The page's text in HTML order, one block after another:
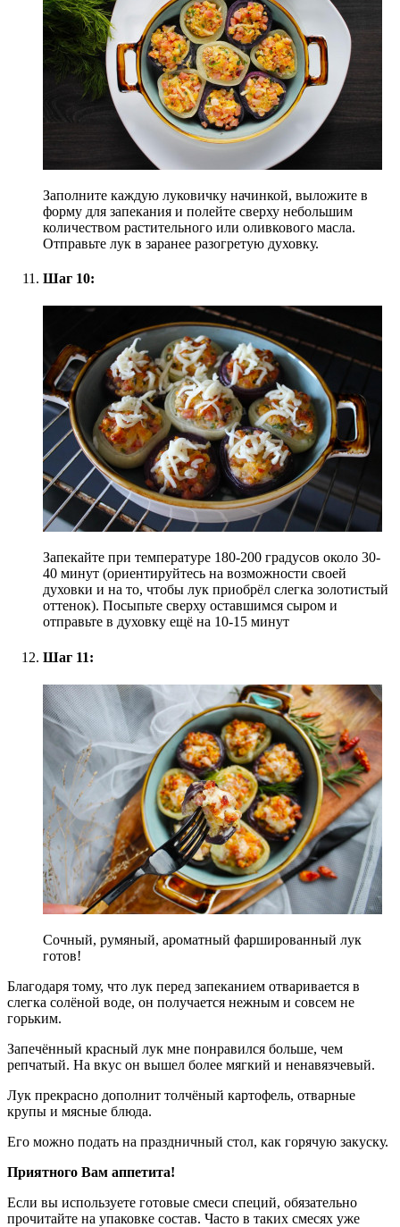
Заполните каждую луковичку начинкой, выложите в
форму для запекания и полейте сверху небольшим
количеством растительного или оливкового масла.
Отправьте лук в заранее разогретую духовку.
Шаг 10:
Запекайте при температуре 180-200 градусов около 30-
40 минут (ориентируйтесь на возможности своей
духовки и на то, чтобы лук приобрёл слегка золотистый
оттенок). Посыпьте сверху оставшимся сыром и
отправьте в духовку ещё на 10-15 минут
Шаг 11:
Сочный, румяный, ароматный фаршированный лук
готов!
Благодаря тому, что лук перед запеканием отваривается в
слегка солёной воде, он получается нежным и совсем не
горьким.
Запечённый красный лук мне понравился больше, чем
репчатый. На вкус он вышел более мягкий и ненавязчевый.
Лук прекрасно дополнит толчёный картофель, отварные
крупы и мясные блюда.
Его можно подать на праздничный стол, как горячую закуску.
Приятного Вам аппетита!
Если вы используете готовые смеси специй, обязательно
прочитайте на упаковке состав. Часто в таких смесях уже